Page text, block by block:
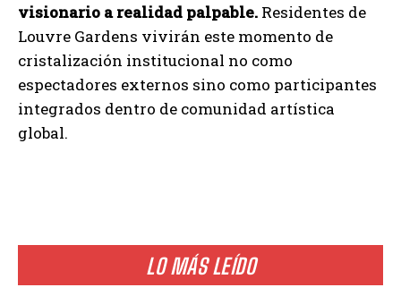
LO MÁS LEÍDO
visionario a realidad palpable. Residentes de
Louvre Gardens vivirán este momento de
cristalización institucional no como
espectadores externos sino como participantes
integrados dentro de comunidad artística
global.